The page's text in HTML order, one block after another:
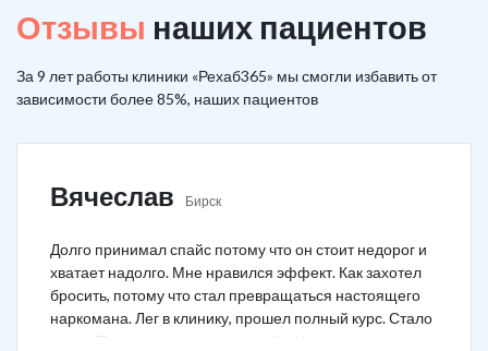
Отзывы наших пациентов
За 9 лет работы клиники «Рехаб365» мы смогли избавить от
зависимости более 85%, наших пациентов
Вячеслав Бирск
Долго принимал спайс потому что он стоит недорог и
хватает надолго. Мне нравился эффект. Как захотел
бросить, потому что стал превращаться настоящего
наркомана. Лег в клинику, прошел полный курс. Стало
легче. Перестало тянуть на спайс. Начал жить заново.